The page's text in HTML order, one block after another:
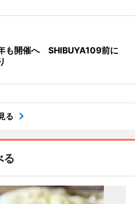
も開催へ SHIBUYA109前に
る
る